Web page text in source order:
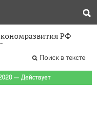
РФ
Поиск в тексте
— Действует